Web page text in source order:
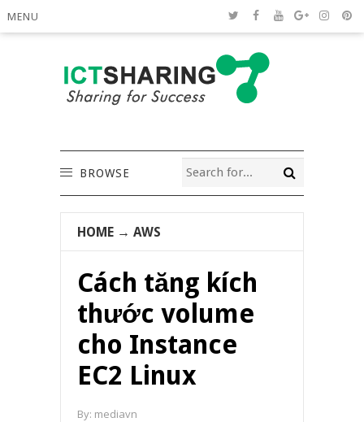
MENU
BROWSE
HOME → AWS
Cách tăng kích
thước volume
cho Instance
EC2 Linux
By: mediavn